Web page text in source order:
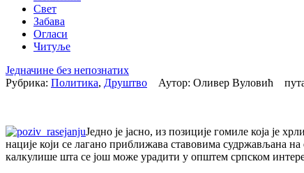
Свет
Забава
Огласи
Читуље
Једначине без непознатих
Рубрика: Политика, Друштво Аутор: Оливер Вуловић
Једно је јасно, из позиције гомиле која је
нације који се лагано приближава ставовима судржављана
калкулише шта се још може урадити у општем српском